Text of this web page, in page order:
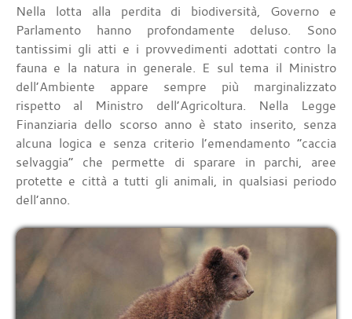
Nella lotta alla perdita di biodiversità, Governo e
Parlamento hanno profondamente deluso. Sono
tantissimi gli atti e i provvedimenti adottati contro la
fauna e la natura in generale. E sul tema il Ministro
dell’Ambiente appare sempre più marginalizzato
rispetto al Ministro dell’Agricoltura. Nella Legge
Finanziaria dello scorso anno è stato inserito, senza
alcuna logica e senza criterio l’emendamento “caccia
selvaggia” che permette di sparare in parchi, aree
protette e città a tutti gli animali, in qualsiasi periodo
dell’anno.